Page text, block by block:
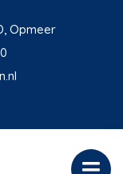
Opmeer